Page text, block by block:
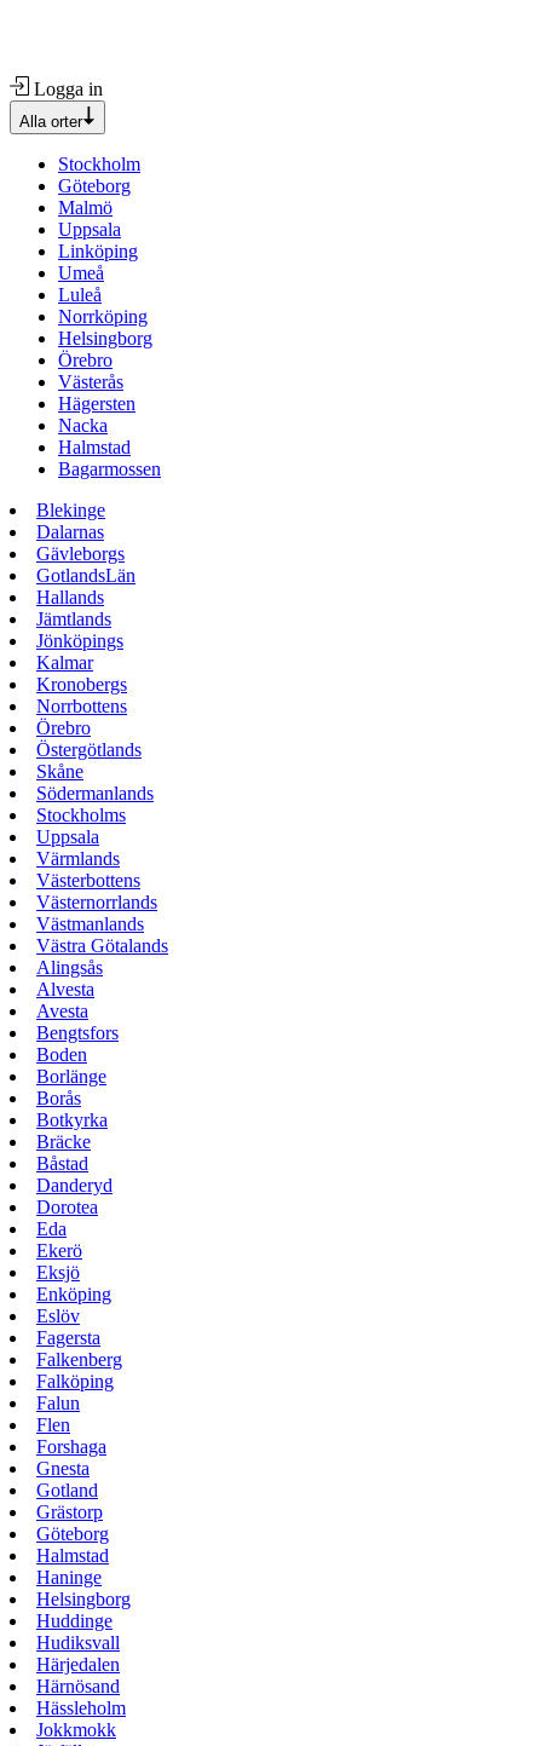
Logga in
Alla orter
Stockholm
Göteborg
Malmö
Uppsala
Linköping
Umeå
Luleå
Norrköping
Helsingborg
Örebro
Västerås
Hägersten
Nacka
Halmstad
Bagarmossen
Blekinge
Dalarnas
Gävleborgs
GotlandsLän
Hallands
Jämtlands
Jönköpings
Kalmar
Kronobergs
Norrbottens
Örebro
Östergötlands
Skåne
Södermanlands
Stockholms
Uppsala
Värmlands
Västerbottens
Västernorrlands
Västmanlands
Västra Götalands
Alingsås
Alvesta
Avesta
Bengtsfors
Boden
Borlänge
Borås
Botkyrka
Bräcke
Båstad
Danderyd
Dorotea
Eda
Ekerö
Eksjö
Enköping
Eslöv
Fagersta
Falkenberg
Falköping
Falun
Flen
Forshaga
Gnesta
Gotland
Grästorp
Göteborg
Halmstad
Haninge
Helsingborg
Huddinge
Hudiksvall
Härjedalen
Härnösand
Hässleholm
Jokkmokk